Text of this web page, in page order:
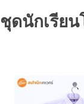
ชุดนักเรียน